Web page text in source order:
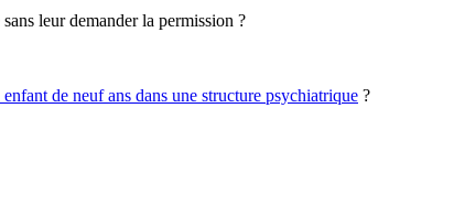
leur demander la permission ?
de neuf ans dans une structure psychiatrique ?